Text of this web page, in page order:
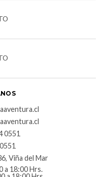
0551
Viña del Mar
a 18:00 Hrs.